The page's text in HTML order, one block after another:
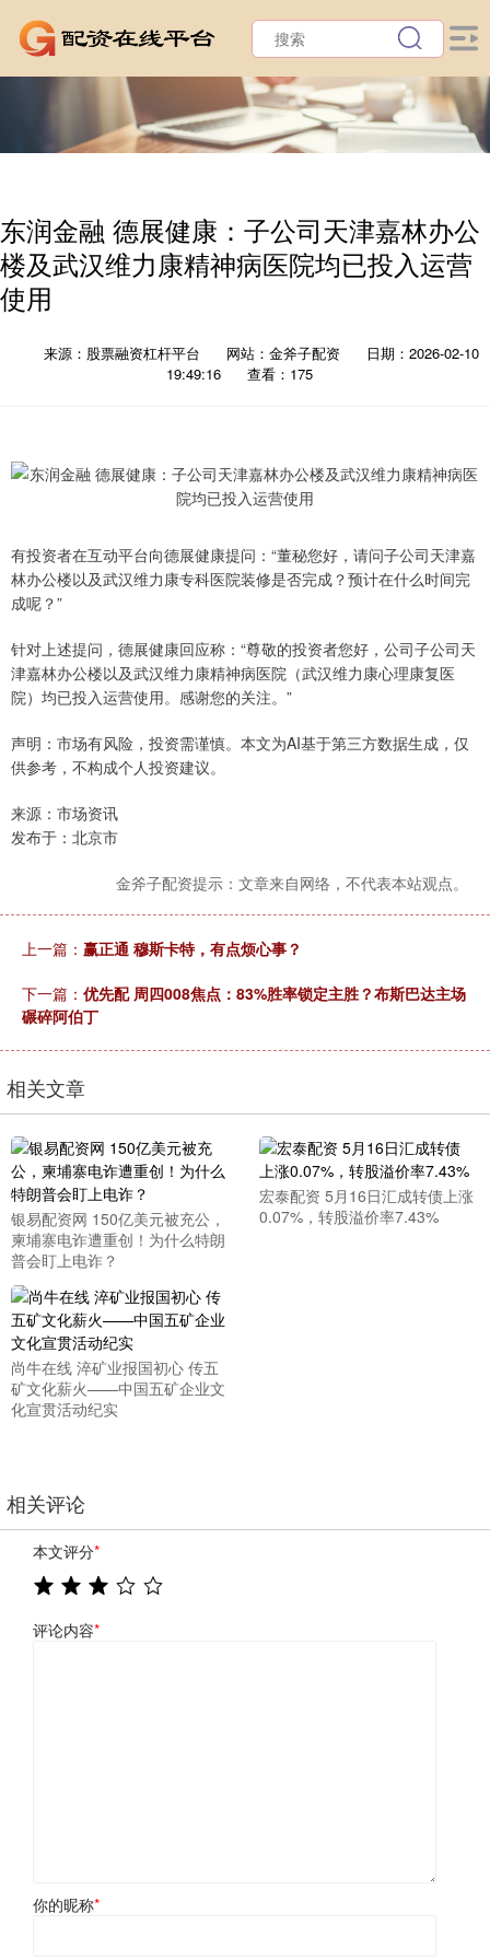
东润金融 德展健康：子公司天津嘉林办公
楼及武汉维力康精神病医院均已投入运营
使用
来源：股票融资杠杆平台 网站：金斧子配资
日期：2026-02-10
19:49:16
查看：175
有投资者在互动平台向德展健康提问：“董秘您好，请问子公司天津嘉
林办公楼以及武汉维力康专科医院装修是否完成？预计在什么时间完
成呢？”
针对上述提问，德展健康回应称：“尊敬的投资者您好，公司子公司天
津嘉林办公楼以及武汉维力康精神病医院（武汉维力康心理康复医
院）均已投入运营使用。感谢您的关注。”
声明：市场有风险，投资需谨慎。本文为AI基于第三方数据生成，仅
供参考，不构成个人投资建议。
来源：市场资讯
发布于：北京市
金斧子配资提示：文章来自网络，不代表本站观点。
上一篇： 赢正通 穆斯卡特，有点烦心事？
下一篇： 优先配 周四008焦点：83%胜率锁定主胜？布斯巴达主场
碾碎阿伯丁
相关文章
银易配资网 150亿美元被充公，
柬埔寨电诈遭重创！为什么特朗
普会盯上电诈？
宏泰配资 5月16日汇成转债上涨
0.07%，转股溢价率7.43%
尚牛在线 淬矿业报国初心 传五
矿文化薪火——中国五矿企业文
化宣贯活动纪实
相关评论
本文评分*
评论内容*
你的昵称*